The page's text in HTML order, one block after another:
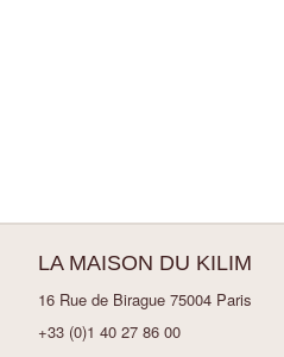
LA MAISON DU KILIM
16 Rue de Birague 75004 Paris
+33 (0)1 40 27 86 00